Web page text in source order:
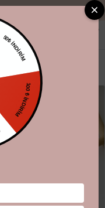
"Aynı gün
50₺ İNDİRİM
100 ₺ İNDİRİM